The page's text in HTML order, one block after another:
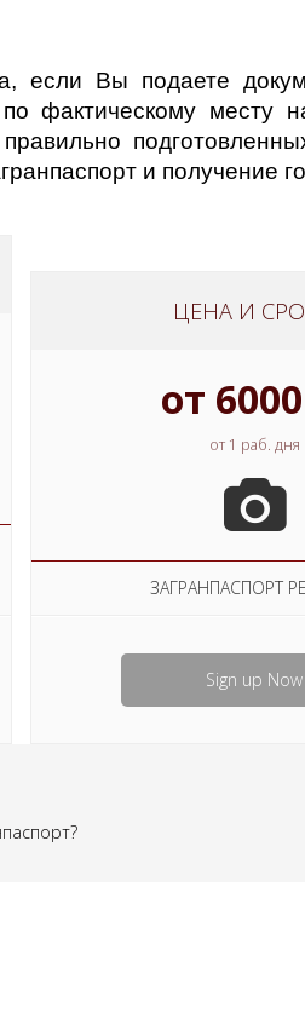
если Вы подаете
фактическому месту
и получение
ЦЕНА И
от
от 1 раб. дня
ЗАГРАНПАСПОРТ
Sign up Now